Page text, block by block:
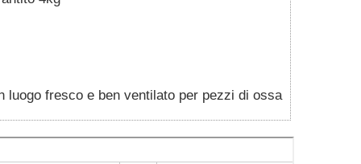
luogo fresco e ben ventilato per pezzi di ossa